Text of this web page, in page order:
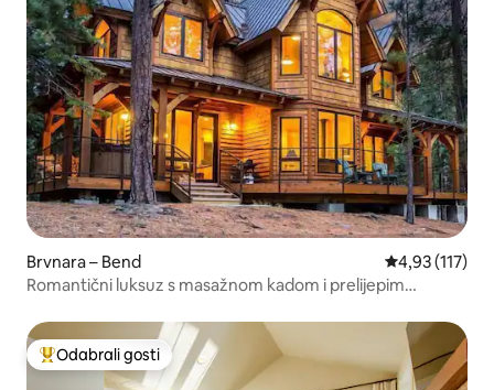
Brvnara – Bend Prosječna
4,93 (117)
Romantični luksuz s masažnom kadom i prelijepim
Među najviše rangiranima s oznakom „Odabrali gosti”
Odabrali gosti